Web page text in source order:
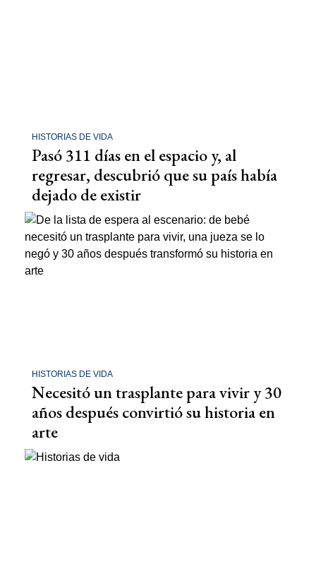
HISTORIAS DE VIDA
Pasó 311 días en el espacio y, al
regresar, descubrió que su país había
dejado de existir
HISTORIAS DE VIDA
Necesitó un trasplante para vivir y 30
años después convirtió su historia en
arte